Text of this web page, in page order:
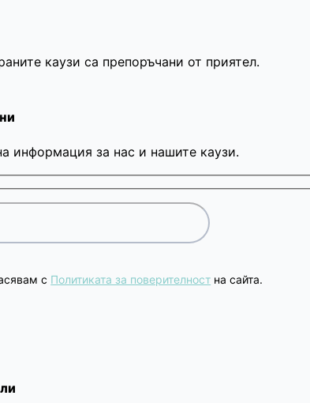
каузи са препоръчани от приятел.
информация за нас и нашите каузи.
с Политиката за поверителност на сайта.